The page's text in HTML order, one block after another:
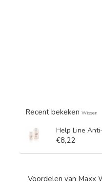
Recent bekeken Wissen
Help Line
€8,22
Voordelen van Maxx